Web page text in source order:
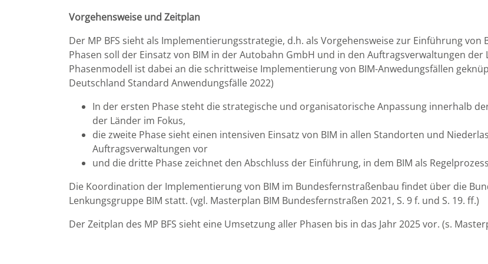
Vorgehensweise und Zeitplan
Der MP BFS sieht als Implementierungsstrategie, d.h. als Vorgehensweise zur Einführung
Phasen soll der Einsatz von BIM in der Autobahn GmbH und in den Auftragsverwaltungen
Phasenmodell ist dabei an die schrittweise Implementierung von BIM-Anwedungsfällen
Deutschland Standard Anwendungsfälle 2022)
In der ersten Phase steht die strategische und organisatorische Anpassung innerhalb
der Länder im Fokus,
die zweite Phase sieht einen intensiven Einsatz von BIM in allen Standorten und
Auftragsverwaltungen vor
und die dritte Phase zeichnet den Abschluss der Einführung, in dem BIM als
Die Koordination der Implementierung von BIM im Bundesfernstraßenbau findet über die
Lenkungsgruppe BIM statt. (vgl. Masterplan BIM Bundesfernstraßen 2021, S. 9 f. und S. 19. ff.)
Der Zeitplan des MP BFS sieht eine Umsetzung aller Phasen bis in das Jahr 2025 vor. (s.